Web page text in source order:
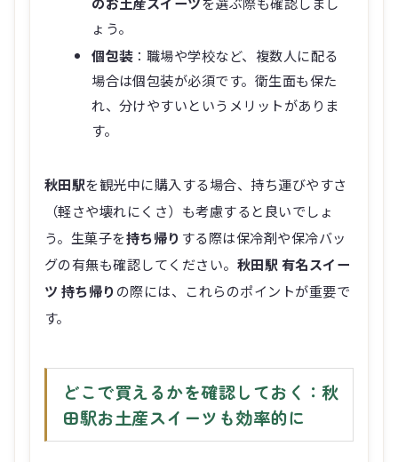
ょう。
個包装：職場や学校など、複数人に配る
場合は個包装が必須です。衛生面も保た
れ、分けやすいというメリットがありま
す。
秋田駅を観光中に購入する場合、持ち運びやすさ
（軽さや壊れにくさ）も考慮すると良いでしょ
う。生菓子を持ち帰り する際は保冷剤や保冷バッ
グの有無も確認してください。 秋田駅 有名スイー
ツ 持ち帰り の際には、これらのポイントが重要で
す。
どこで買えるかを確認しておく：秋
田駅お土産スイーツも効率的に